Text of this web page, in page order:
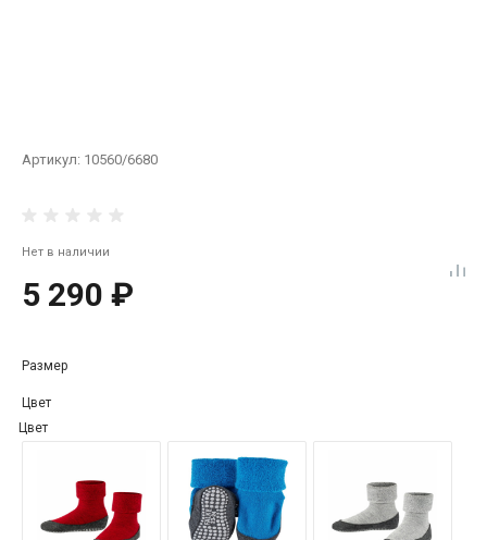
Артикул: 10560/6680
Нет в наличии
5 290 ₽
Размер
Цвет
Цвет